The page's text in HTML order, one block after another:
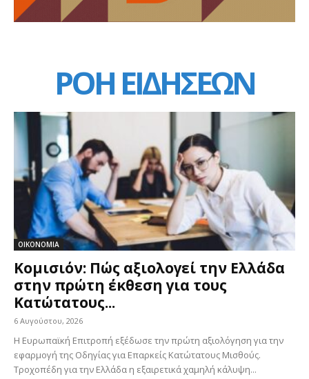
ΡΟΗ ΕΙΔΗΣΕΩΝ
ΟΙΚΟΝΟΜΙΑ
Κομισιόν: Πώς αξιολογεί την Ελλάδα
στην πρώτη έκθεση για τους
Κατώτατους...
6 Αυγούστου, 2026
Η Ευρωπαϊκή Επιτροπή εξέδωσε την πρώτη αξιολόγηση για την
εφαρμογή της Οδηγίας για Επαρκείς Κατώτατους Μισθούς.
Τροχοπέδη για την Ελλάδα η εξαιρετικά χαμηλή κάλυψη...